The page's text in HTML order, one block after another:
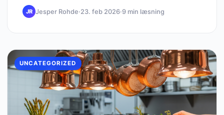
JR Jesper Rohde·23. feb 2026·9 min læsning
UNCATEGORIZED